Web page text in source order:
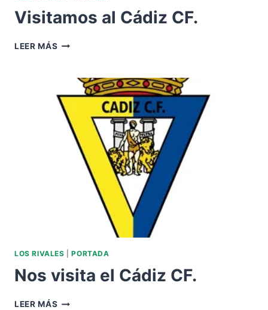
Visitamos al Cádiz CF.
LEER MÁS VISITAMOS
LOS RIVALES |PORTADA
Nos visita el Cádiz CF.
LEER MÁS NOS